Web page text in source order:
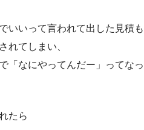
いいって言われて出した見積も
れてしまい、
「なにやってんだー」ってなっ
たら